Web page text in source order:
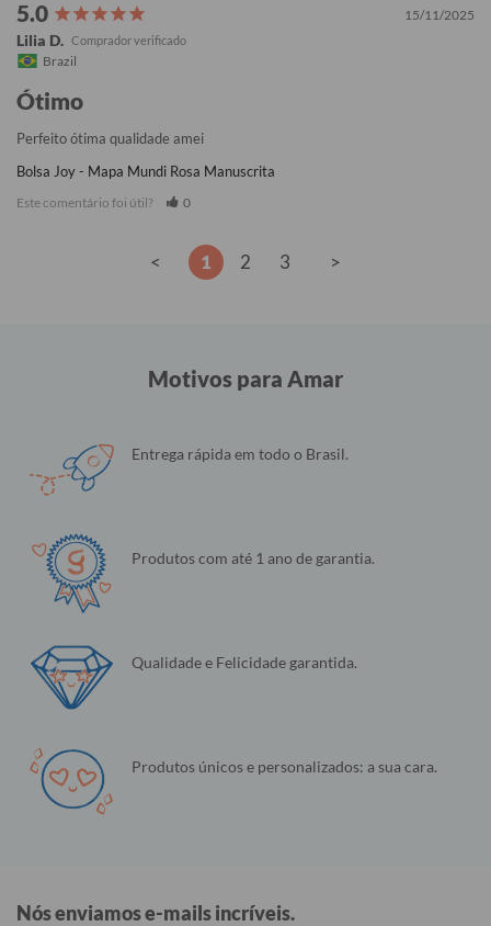
15/11/2025
Lilia D.
Brazil
Ótimo
Perfeito ótima qualidade amei
Bolsa Joy - Mapa Mundi Rosa Manuscrita
Este comentário foi útil? 0
< 1 2 3 >
Motivos para Amar
Entrega rápida em todo o Brasil.
Produtos com até 1 ano de garantia.
Qualidade e Felicidade garantida.
Produtos únicos e personalizados: a sua cara.
Nós enviamos e-mails incríveis.